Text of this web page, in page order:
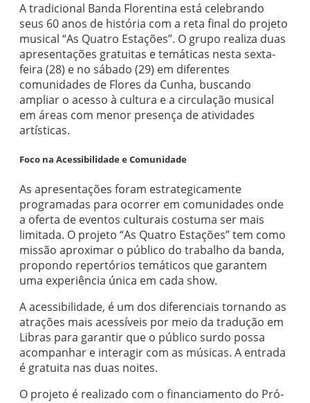
A tradicional Banda Florentina está celebrando
seus 60 anos de história com a reta final do projeto
musical “As Quatro Estações”. O grupo realiza duas
apresentações gratuitas e temáticas nesta sexta-
feira (28) e no sábado (29) em diferentes
comunidades de Flores da Cunha, buscando
ampliar o acesso à cultura e a circulação musical
em áreas com menor presença de atividades
artísticas.
Foco na Acessibilidade e Comunidade
As apresentações foram estrategicamente
programadas para ocorrer em comunidades onde
a oferta de eventos culturais costuma ser mais
limitada. O projeto “As Quatro Estações” tem como
missão aproximar o público do trabalho da banda,
propondo repertórios temáticos que garantem
uma experiência única em cada show.
A acessibilidade, é um dos diferenciais tornando as
atrações mais acessíveis por meio da tradução em
Libras para garantir que o público surdo possa
acompanhar e interagir com as músicas. A entrada
é gratuita nas duas noites.
O projeto é realizado com o financiamento do Pró-